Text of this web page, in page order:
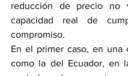
reducción de precio no
capacidad real de
compromiso.
En el primer caso, en una
como la del Ecuador, en